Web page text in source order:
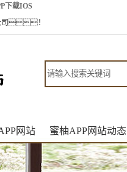
下载IOS
司！
网站
介
蜜柚APP网站动态
新闻资讯